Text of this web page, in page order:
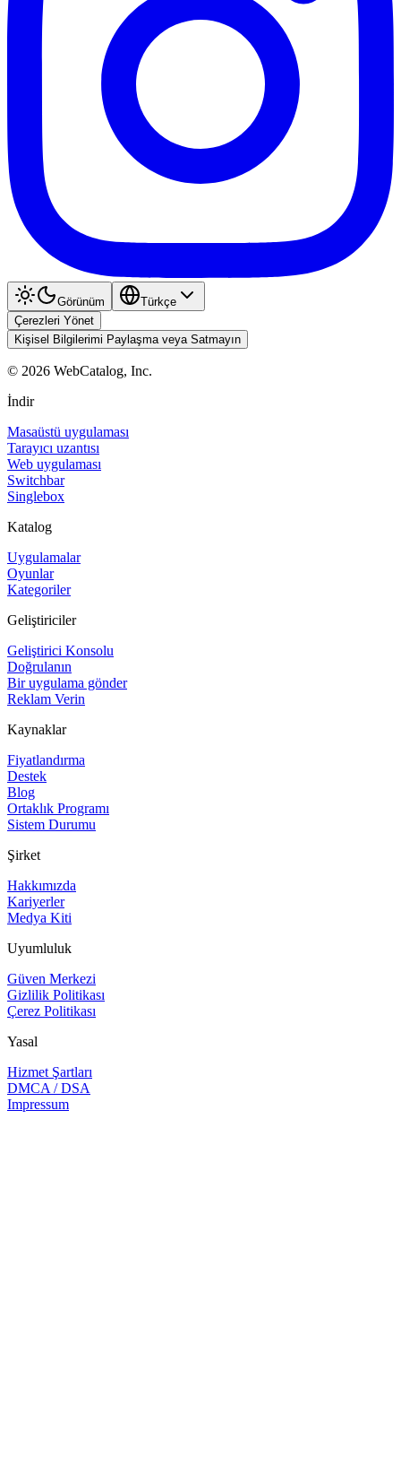
Görünüm
Türkçe
Çerezleri Yönet
Kişisel Bilgilerimi Paylaşma veya Satmayın
© 2026 WebCatalog, Inc.
İndir
Masaüstü uygulaması
Tarayıcı uzantısı
Web uygulaması
Switchbar
Singlebox
Katalog
Uygulamalar
Oyunlar
Kategoriler
Geliştiriciler
Geliştirici Konsolu
Doğrulanın
Bir uygulama gönder
Reklam Verin
Kaynaklar
Fiyatlandırma
Destek
Blog
Ortaklık Programı
Sistem Durumu
Şirket
Hakkımızda
Kariyerler
Medya Kiti
Uyumluluk
Güven Merkezi
Gizlilik Politikası
Çerez Politikası
Yasal
Hizmet Şartları
DMCA / DSA
Impressum